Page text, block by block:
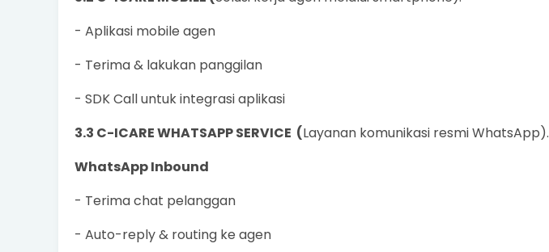
- Aplikasi mobile agen
- Terima & lakukan panggilan
- SDK Call untuk integrasi aplikasi
3.3 C-ICARE WHATSAPP SERVICE (Layanan komunikasi resmi WhatsApp).
WhatsApp Inbound
- Terima chat pelanggan
- Auto-reply & routing ke agen